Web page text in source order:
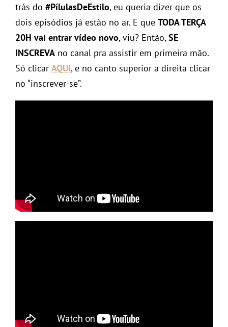
trás do #PílulasDeEstilo, eu queria dizer que os
dois episódios já estão no ar. E que TODA TERÇA
20H vai entrar vídeo novo, viu? Então,SE
INSCREVA no canal pra assistir em primeira mão.
Só clicar AQUI, e no canto superior a direita clicar
no “inscrever-se”.